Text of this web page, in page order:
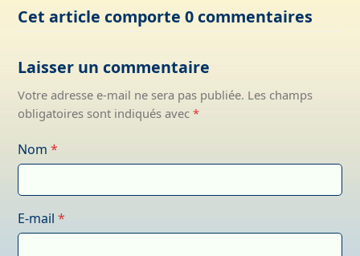
Cet article comporte 0 commentaires
Laisser un commentaire
Votre adresse e-mail ne sera pas publiée. Les champs
obligatoires sont indiqués avec*
Nom*
E-mail*